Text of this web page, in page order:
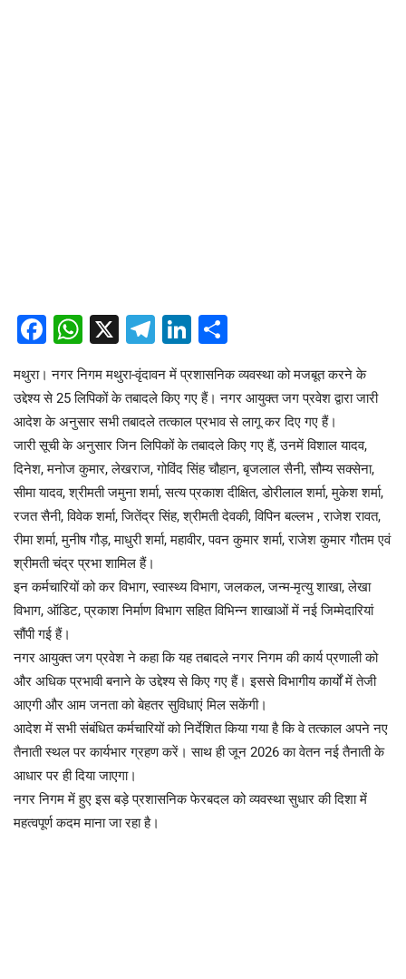
Facebook
WhatsApp
X Telegram
LinkedIn
मथुरा। नगर निगम मथुरा-वृंदावन में प्रशासनिक व्यवस्था को मजबूत करने के
उद्देश्य से 25 लिपिकों के तबादले किए गए हैं। नगर आयुक्त जग प्रवेश द्वारा जारी
आदेश के अनुसार सभी तबादले तत्काल प्रभाव से लागू कर दिए गए हैं।
जारी सूची के अनुसार जिन लिपिकों के तबादले किए गए हैं, उनमें विशाल यादव,
दिनेश, मनोज कुमार, लेखराज, गोविंद सिंह चौहान, बृजलाल सैनी, सौम्य सक्सेना,
सीमा यादव, श्रीमती जमुना शर्मा, सत्य प्रकाश दीक्षित, डोरीलाल शर्मा, मुकेश शर्मा,
रजत सैनी, विवेक शर्मा, जितेंद्र सिंह, श्रीमती देवकी, विपिन बल्लभ , राजेश रावत,
रीमा शर्मा, मुनीष गौड़, माधुरी शर्मा, महावीर, पवन कुमार शर्मा, राजेश कुमार गौतम एवं
श्रीमती चंद्र प्रभा शामिल हैं।
इन कर्मचारियों को कर विभाग, स्वास्थ्य विभाग, जलकल, जन्म-मृत्यु शाखा, लेखा
विभाग, ऑडिट, प्रकाश निर्माण विभाग सहित विभिन्न शाखाओं में नई जिम्मेदारियां
सौंपी गई हैं।
नगर आयुक्त जग प्रवेश ने कहा कि यह तबादले नगर निगम की कार्य प्रणाली को
और अधिक प्रभावी बनाने के उद्देश्य से किए गए हैं। इससे विभागीय कार्यों में तेजी
आएगी और आम जनता को बेहतर सुविधाएं मिल सकेंगी।
आदेश में सभी संबंधित कर्मचारियों को निर्देशित किया गया है कि वे तत्काल अपने नए
तैनाती स्थल पर कार्यभार ग्रहण करें। साथ ही जून 2026 का वेतन नई तैनाती के
आधार पर ही दिया जाएगा।
नगर निगम में हुए इस बड़े प्रशासनिक फेरबदल को व्यवस्था सुधार की दिशा में
महत्वपूर्ण कदम माना जा रहा है।